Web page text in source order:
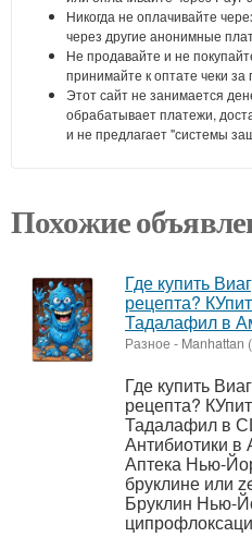
Никогда не оплачивайте
через другие анонимные
Не продавайте и не
принимайте к оптате чеки
Этот сайт не занимается
обрабатывает платежи,
и не предлагает "системы
Похожие
Где купить
рецепта?
Тадалафил в
Разное - Manhattan
Где купить
рецепта?
Тадалафил в
Антибиотики
Аптека Нью-
бруклине или
Бруклин Нью-